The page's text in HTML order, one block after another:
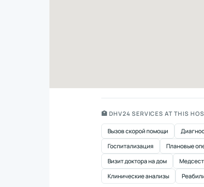
🏥 DHV24 SERVICES AT THIS
Вызов скорой помощи
Госпитализация
Плановые
Визит доктора на дом
Клинические анализы